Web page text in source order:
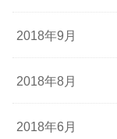
2018年9月
2018年8月
2018年6月